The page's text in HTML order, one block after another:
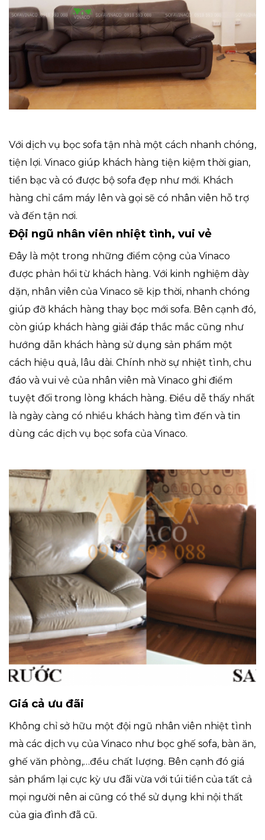
Với dịch vụ bọc sofa tận nhà một cách nhanh chóng,
tiện lợi. Vinaco giúp khách hàng tiện kiệm thời gian,
tiền bạc và có được bộ sofa đẹp như mới. Khách
hàng chỉ cầm máy lên và gọi sẽ có nhân viên hỗ trợ
và đến tận nơi.
Đội ngũ nhân viên nhiệt tình, vui vẻ
Đây là một trong những điểm cộng của Vinaco
được phản hồi từ khách hàng. Với kinh nghiệm dày
dặn, nhân viên của Vinaco sẽ kịp thời, nhanh chóng
giúp đỡ khách hàng thay bọc mới sofa. Bên cạnh đó,
còn giúp khách hàng giải đáp thắc mắc cũng như
hướng dẫn khách hàng sử dụng sản phẩm một
cách hiệu quả, lâu dài. Chính nhờ sự nhiệt tình, chu
đáo và vui vẻ của nhân viên mà Vinaco ghi điểm
tuyệt đối trong lòng khách hàng. Điều dễ thấy nhất
là ngày càng có nhiều khách hàng tìm đến và tin
dùng các dịch vụ bọc sofa của Vinaco.
Giá cả ưu đãi
Không chỉ sở hữu một đội ngũ nhân viên nhiệt tình
mà các dịch vụ của Vinaco như bọc ghế sofa, bàn ăn,
ghế văn phòng,…đều chất lượng. Bên cạnh đó giá
sản phẩm lại cực kỳ ưu đãi vừa với túi tiền của tất cả
mọi người nên ai cũng có thể sử dụng khi nội thất
của gia đình đã cũ.